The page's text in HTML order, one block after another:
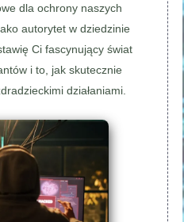
dla ochrony naszych
autorytet w dziedzinie
Ci fascynujący świat
i to, jak skutecznie
działaniami.